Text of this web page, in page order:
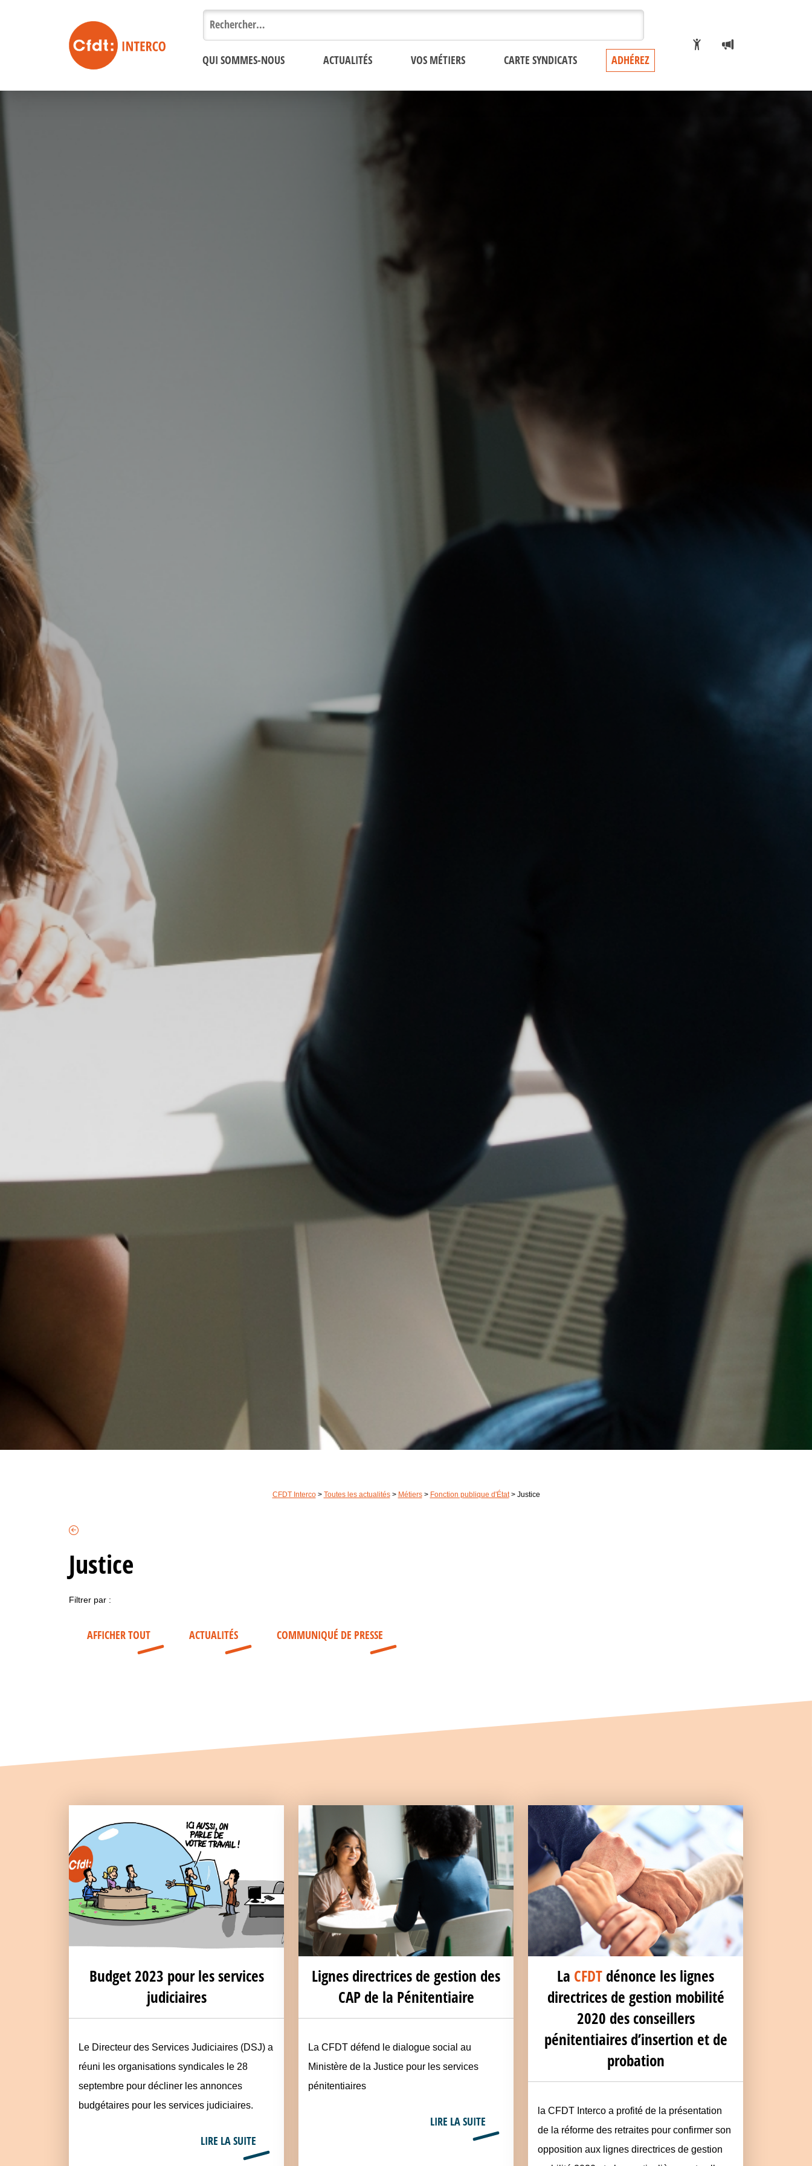
Rechercher :
QUI SOMMES-NOUS ACTUALITÉS VOS MÉTIERS CARTE SYNDICATS ADHÉREZ
CFDT Interco> Toutes les actualités> Métiers> Fonction publique d'État> Justice
Justice
Filtrer par :
AFFICHER TOUT ACTUALITÉS COMMUNIQUÉ DE PRESSE
Budget 2023 pour les services
judiciaires
Le Directeur des Services Judiciaires (DSJ) a
réuni les organisations syndicales le 28
septembre pour décliner les annonces
budgétaires pour les services judiciaires.
LIRE LA SUITE
Lignes directrices de gestion des
CAP de la Pénitentiaire
La CFDT défend le dialogue social au
Ministère de la Justice pour les services
pénitentiaires
LIRE LA SUITE
La CFDT dénonce les lignes
directrices de gestion mobilité
2020 des conseillers
pénitentiaires d’insertion et de
probation
la CFDT Interco a profité de la présentation
de la réforme des retraites pour confirmer son
opposition aux lignes directrices de gestion